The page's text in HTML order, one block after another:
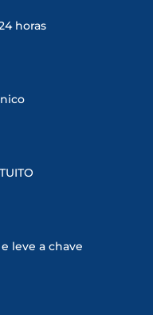
horas
leve a chave